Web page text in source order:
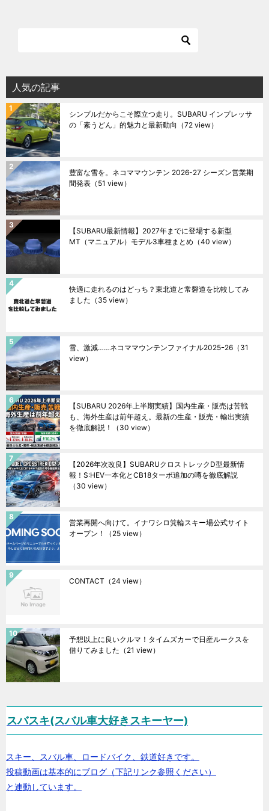
人気の記事
シンプルだからこそ際立つ走り。SUBARU インプレッサ
の「素うどん」的魅力と最新動向 （72 view）
豊富な雪を。ネコママウンテン 2026-27 シーズン営業期
間発表 （51 view）
【SUBARU最新情報】2027年までに登場する新型
MT（マニュアル）モデル3車種まとめ （40 view）
快適に走れるのはどっち？東北道と常磐道を比較してみ
ました （35 view）
雪、激減……ネコママウンテンファイナル2025ｰ26 （31
view）
【SUBARU 2026年上半期実績】国内生産・販売は苦戦
も、海外生産は前年超え。最新の生産・販売・輸出実績
を徹底解説！
（30 view）
【2026年次改良】SUBARUクロストレックD型最新情
報！S:HEV一本化とCB18ターボ追加の噂を徹底解説
（30 view）
営業再開へ向けて。イナワシロ箕輪スキー場公式サイト
オープン！
（25 view）
CONTACT （24 view）
予想以上に良いクルマ！タイムズカーで日産ルークスを
借りてみました （21 view）
スバスキ(スバル車大好きスキーヤー)
スキー、スバル車、ロードバイク、鉄道好きです。
投稿動画は基本的にブログ（下記リンク参照ください）
と連動しています。